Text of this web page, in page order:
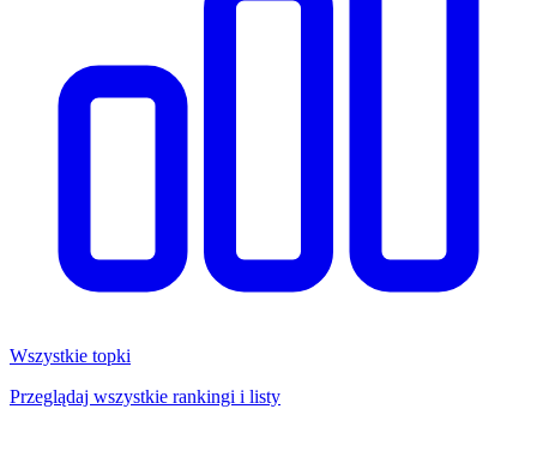
Wszystkie topki
Przeglądaj wszystkie rankingi i listy